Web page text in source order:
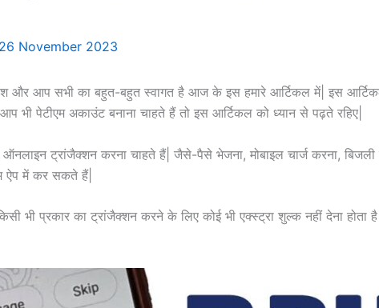
26 November 2023
और आप सभी का बहुत-बहुत स्वागत है आज के इस हमारे आर्टिकल में| इस
आप भी पेटीएम अकाउंट बनाना चाहते हैं तो इस आर्टिकल को ध्यान से पढ़ते रहिए|
ट्रांजैक्शन करना चाहते हैं| जैसे-पैसे भेजना, मोबाइल चार्ज करना, बिजली
ऐप में कर सकते हैं|
भी प्रकार का ट्रांजैक्शन करने के लिए कोई भी एक्स्ट्रा शुल्क नहीं देना होता